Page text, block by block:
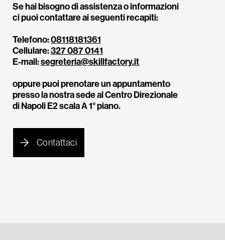
Se hai bisogno di assistenza o informazioni
ci puoi contattare ai seguenti recapiti:
Telefono:08118181361
Cellulare:327 087 0141
E-mail:segreteria@skillfactory.it
oppure puoi prenotare un appuntamento
presso la nostra sede al Centro Direzionale
di Napoli E2 scala A 1° piano.
Contattaci